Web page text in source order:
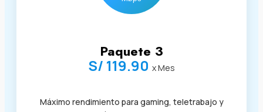
Paquete 3
S/ 119.90 x Mes
Máximo rendimiento para gaming, teletrabajo y